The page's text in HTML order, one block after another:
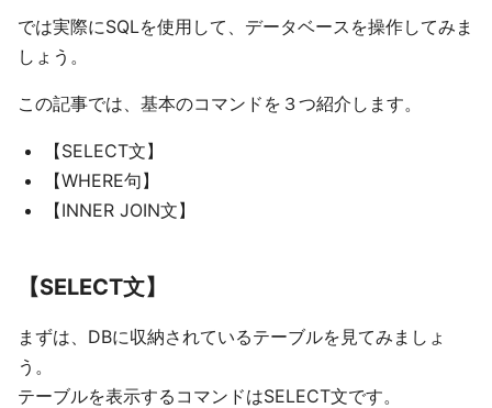
では実際にSQLを使用して、データベースを操作してみま
しょう。
この記事では、基本のコマンドを３つ紹介します。
【SELECT文】
【WHERE句】
【INNER JOIN文】
【SELECT文】
まずは、DBに収納されているテーブルを見てみましょ
う。
テーブルを表示するコマンドはSELECT文です。